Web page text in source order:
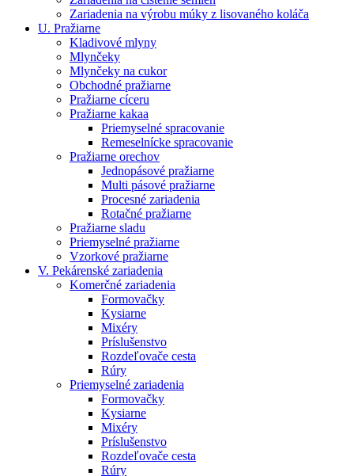
Zariadenia na výrobu múky z lisovaného koláča
U. Pražiarne
Kladivové mlyny
Mlynčeky
Mlynčeky na cukor
Obchodné pražiarne
Pražiarne cíceru
Pražiarne kakaa
Priemyselné spracovanie
Remeselnícke spracovanie
Pražiarne orechov
Jednopásové pražiarne
Multi pásové pražiarne
Procesné zariadenia
Rotačné pražiarne
Pražiarne sladu
Priemyselné pražiarne
Vzorkové pražiarne
V. Pekárenské zariadenia
Komerčné zariadenia
Formovačky
Kysiarne
Mixéry
Príslušenstvo
Rozdeľovače cesta
Rúry
Priemyselné zariadenia
Formovačky
Kysiarne
Mixéry
Príslušenstvo
Rozdeľovače cesta
Rúry